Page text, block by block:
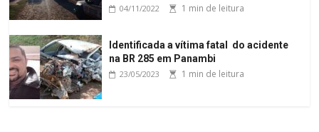
04/11/2022 1 min de leitura
Identificada a vítima fatal do acidente
na BR 285 em Panambi
23/05/2023 1 min de leitura